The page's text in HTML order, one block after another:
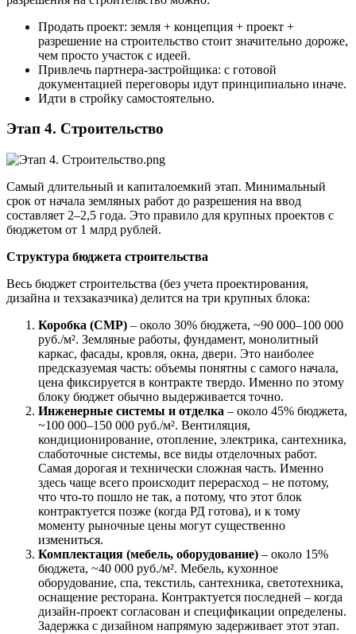
Продать проект: земля + концепция + проект +
разрешение на строительство стоит значительно дороже,
чем просто участок с идеей.
Привлечь партнера-застройщика: с готовой
документацией переговоры идут принципиально иначе.
Идти в стройку самостоятельно.
Этап 4. Строительство
Самый длительный и капиталоемкий этап. Минимальный
срок от начала земляных работ до разрешения на ввод
составляет 2–2,5 года. Это правило для крупных проектов с
бюджетом от 1 млрд рублей.
Структура бюджета строительства
Весь бюджет строительства (без учета проектирования,
дизайна и техзаказчика) делится на три крупных блока:
Коробка (СМР) – около 30% бюджета, ~90 000–100 000
руб./м². Земляные работы, фундамент, монолитный
каркас, фасады, кровля, окна, двери. Это наиболее
предсказуемая часть: объемы понятны с самого начала,
цена фиксируется в контракте твердо. Именно по этому
блоку бюджет обычно выдерживается точно.
Инженерные системы и отделка – около 45% бюджета,
~100 000–150 000 руб./м². Вентиляция,
кондиционирование, отопление, электрика, сантехника,
слаботочные системы, все виды отделочных работ.
Самая дорогая и технически сложная часть. Именно
здесь чаще всего происходит перерасход – не потому,
что что-то пошло не так, а потому, что этот блок
контрактуется позже (когда РД готова), и к тому
моменту рыночные цены могут существенно
измениться.
Комплектация (мебель, оборудование) – около 15%
бюджета, ~40 000 руб./м². Мебель, кухонное
оборудование, спа, текстиль, сантехника, светотехника,
оснащение ресторана. Контрактуется последней – когда
дизайн-проект согласован и спецификации определены.
Задержка с дизайном напрямую задерживает этот этап.